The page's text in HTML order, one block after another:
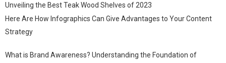
Unveiling the Best Teak Wood Shelves of 2023
Here Are How Infographics Can Give Advantages to Your Content
Strategy
What is Brand Awareness? Understanding the Foundation of